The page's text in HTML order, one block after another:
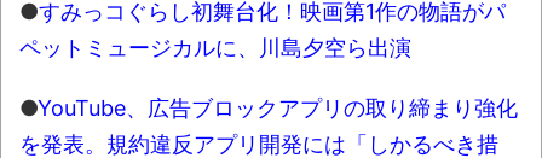
●すみっコぐらし初舞台化！映画第1作の物語がパ
ペットミュージカルに、川島夕空ら出演
●YouTube、広告ブロックアプリの取り締まり強化
を発表。規約違反アプリ開発には「しかるべき措